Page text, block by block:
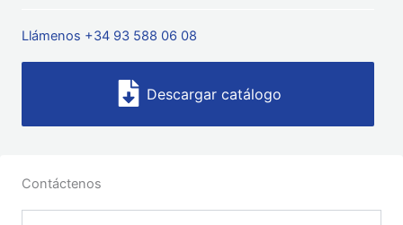
Llámenos +34 93 588 06 08
Descargar catálogo
Contáctenos